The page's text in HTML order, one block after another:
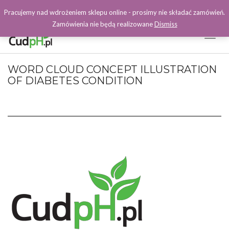
Facebook
WORD CLOUD CONCEPT ILLUSTRATION
OF DIABETES CONDITION
Pracujemy nad wdrożeniem sklepu online - prosimy nie składać zamówień.
Zamówienia nie będą realizowaneDismiss